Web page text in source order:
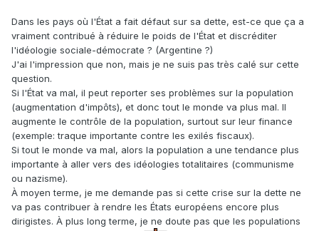
Dans les pays où l'État a fait défaut sur sa dette, est-ce que ça a
vraiment contribué à réduire le poids de l'État et discréditer
l'idéologie sociale-démocrate ? (Argentine ?)
J'ai l'impression que non, mais je ne suis pas très calé sur cette
question.
Si l'État va mal, il peut reporter ses problèmes sur la population
(augmentation d'impôts), et donc tout le monde va plus mal. Il
augmente le contrôle de la population, surtout sur leur finance
(exemple: traque importante contre les exilés fiscaux).
Si tout le monde va mal, alors la population a une tendance plus
importante à aller vers des idéologies totalitaires (communisme
ou nazisme).
À moyen terme, je me demande pas si cette crise sur la dette ne
va pas contribuer à rendre les États européens encore plus
dirigistes. À plus long terme, je ne doute pas que les populations